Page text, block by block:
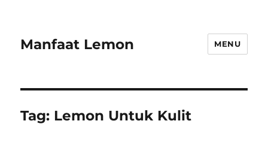
Manfaat Lemon MENU
Tag: Lemon Untuk Kulit